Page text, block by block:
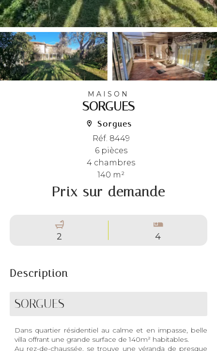
MAISON
SORGUES
Sorgues
Réf. 8449
6 pièces
4 chambres
140 m²
Prix sur demande
2 4
Description
SORGUES
Dans quartier résidentiel au calme et en impasse, belle
villa offrant une grande surface de 140m² habitables.
Au rez-de-chaussée, se trouve une véranda de presque